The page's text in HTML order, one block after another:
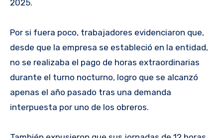
2025.
Por si fuera poco, trabajadores evidenciaron que,
desde que la empresa se estableció en la entidad,
no se realizaba el pago de horas extraordinarias
durante el turno nocturno, logro que se alcanzó
apenas el año pasado tras una demanda
interpuesta por uno de los obreros.